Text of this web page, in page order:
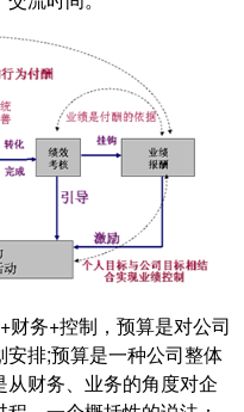
务+控制，预算是对公司
排;预算是一种公司整体
财务、业务的角度对企